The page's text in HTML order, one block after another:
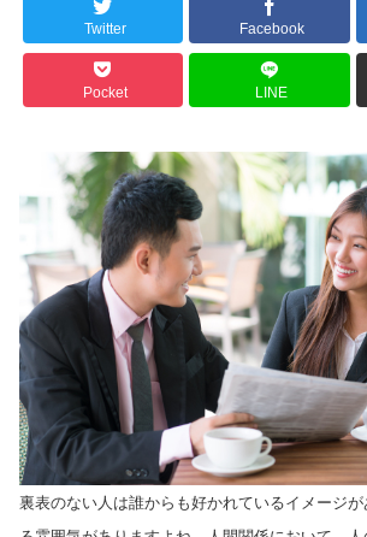
Twitter Facebook
Pocket LINE
裏表のない人は誰からも好かれているイメージ